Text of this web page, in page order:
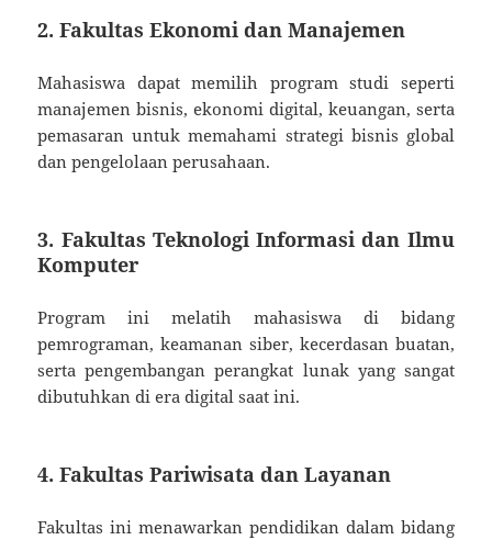
2. Fakultas Ekonomi dan Manajemen
Mahasiswa dapat memilih program studi seperti
manajemen bisnis, ekonomi digital, keuangan, serta
pemasaran untuk memahami strategi bisnis global
dan pengelolaan perusahaan.
3. Fakultas Teknologi Informasi dan Ilmu
Komputer
Program ini melatih mahasiswa di bidang
pemrograman, keamanan siber, kecerdasan buatan,
serta pengembangan perangkat lunak yang sangat
dibutuhkan di era digital saat ini.
4. Fakultas Pariwisata dan Layanan
Fakultas ini menawarkan pendidikan dalam bidang